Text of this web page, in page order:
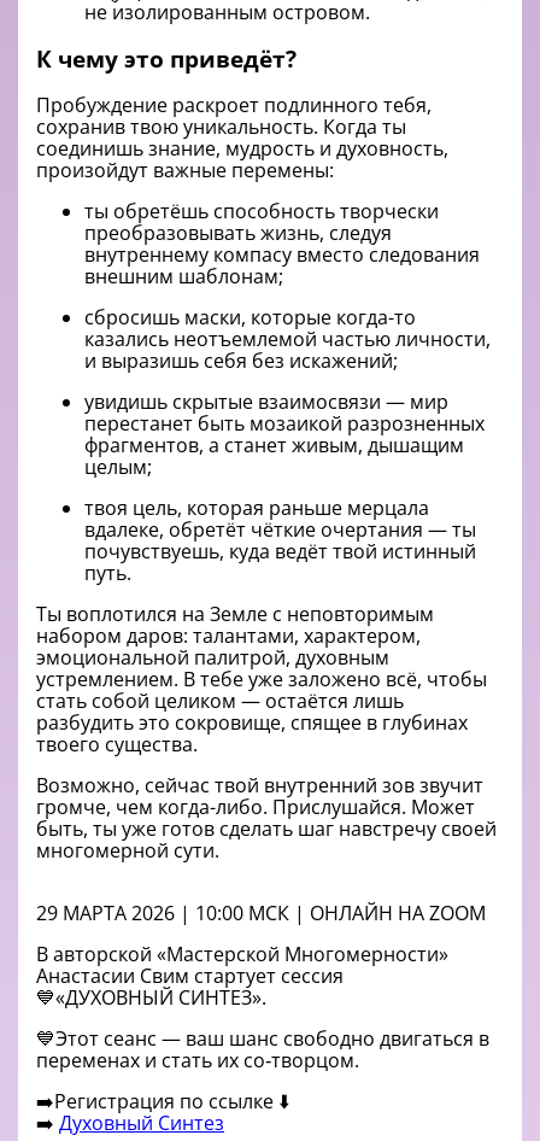
не изолированным островом.
К чему это приведёт?
Пробуждение раскроет подлинного тебя,
сохранив твою уникальность. Когда ты
соединишь знание, мудрость и духовность,
произойдут важные перемены:
ты обретёшь способность творчески
преобразовывать жизнь, следуя
внутреннему компасу вместо следования
внешним шаблонам;
сбросишь маски, которые когда-то
казались неотъемлемой частью личности,
и выразишь себя без искажений;
увидишь скрытые взаимосвязи — мир
перестанет быть мозаикой разрозненных
фрагментов, а станет живым, дышащим
целым;
твоя цель, которая раньше мерцала
вдалеке, обретёт чёткие очертания — ты
почувствуешь, куда ведёт твой истинный
путь.
Ты воплотился на Земле с неповторимым
набором даров: талантами, характером,
эмоциональной палитрой, духовным
устремлением. В тебе уже заложено всё, чтобы
стать собой целиком — остаётся лишь
разбудить это сокровище, спящее в глубинах
твоего существа.
Возможно, сейчас твой внутренний зов звучит
громче, чем когда-либо. Прислушайся. Может
быть, ты уже готов сделать шаг навстречу своей
многомерной сути.
29 МАРТА 2026 | 10:00 МСК | ОНЛАЙН НА ZOOM
В авторской «Мастерской Многомерности»
Анастасии Свим стартует сессия
💙«ДУХОВНЫЙ СИНТЕЗ».
💙Этот сеанс — ваш шанс свободно двигаться в
переменах и стать их со‑творцом.
➡️Регистрация по ссылке ⬇️
➡️ Духовный Синтез